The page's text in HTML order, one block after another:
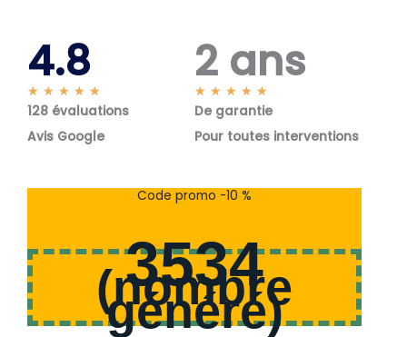
4.8
★ ★ ★ ★ ★
o
s
128 évaluations
Avis Google
2 ans
★ ★ ★ ★ ★
o
s
De garantie
Pour toutes interventions
Code promo -10 %
3534
(nombre
généré)